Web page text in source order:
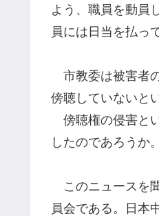
よう、職員を動員
員には日当を払っ
市教委は被害者
傍聴していないと
傍聴権の侵害と
したのであろうか
このニュースを
員会である。 日本